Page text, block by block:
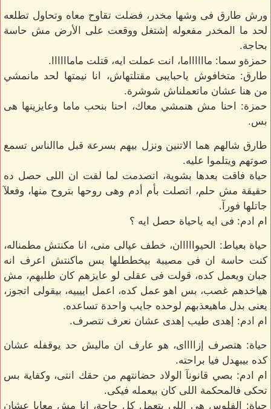
ورش طارق فى وشها مخدر، فضلت تقاوح معاه وتحاول تطلعه
لحد ما المخدر مفعوله إشتغل ووقعت على الأرض مش حاسة
بحاجة.
حمزةو سما: مااااااما، انت عملت ايه، قتلت ماماااااا.
طارق: متخافوش ياحبايبى مقتلتهاش، انا نيمتها لحد مانمشي
من هنا عشان ماتعملناش شوشرة.
حمزة: احنا مش هنمشي معاك، احنا بنحب ماما وعايزينها هى
بس.
طارق شالهم هما الاتنين ونزل بيهم بسرعة قبل ماالناس تسمع
صوتهم ويتلموا عليه.
حياة فاقت بعدها بشوية، اتصدمت لما لقت ان اللى حصل ده
حقيقة مش حلم، اتصلت بأم أدم وهى روحها بتروح منها، وفعلآ
جاتلها فورآ.
ام ادم: فى ايه ياحياة حصل ايه ؟
حياة بعياط: الحيوااااان، خطف عيالى منى، انا مكنتش مطمناله،
كنت حاسة ان فى مصيبة بيخططلها بس ماكنتش اعرف انه
جبان ويعمل كده، قولت فى عقلى لو عايزهم كان طلبهم، مش
هياخدهم غصب، بس اهو عمل كده، اعمل اييييه، بيقولى اتجوز،
يعنى بدل ماهيعذبهم لوحده جايب واحدة تساعده.
ام ادم: إهدى طيب إهدى عشان نعرف نتصرف.
حياة: هتصرف إزااااى، هو عارف ان ماليش حد يوقفله عشان
كده بيبهدل فيا براحته.
ام ادم: بصي قانونآ الولاد حضانتهم من حقك انتى، وكفاية بس
تحكى فالمحكمة اللى كان بيعمله فيكى.
حياة: الفلوس هى اللى بتعمل كل حاجة، انا مش معايا عشان